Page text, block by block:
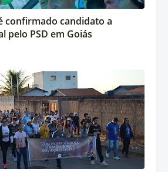
confirmado candidato a
pelo PSD em Goiás